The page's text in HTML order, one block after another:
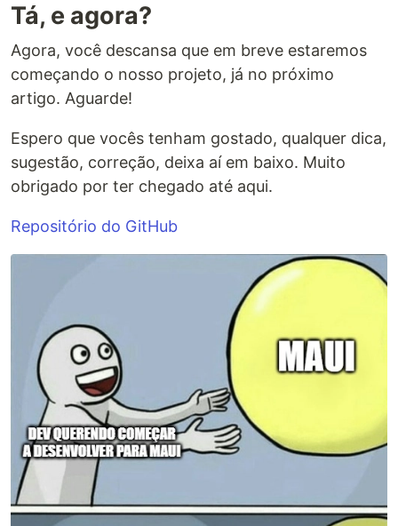
Tá, e agora?
Agora, você descansa que em breve estaremos
começando o nosso projeto, já no próximo
artigo. Aguarde!
Espero que vocês tenham gostado, qualquer dica,
sugestão, correção, deixa aí em baixo. Muito
obrigado por ter chegado até aqui.
Repositório do GitHub